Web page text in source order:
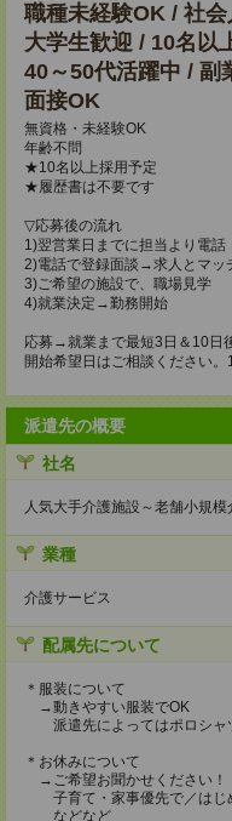
職種未経験OK / 社
大学生歓迎 / 10名以
40～50代活躍中 / 副
面接OK
無資格・未経験OK
年齢不問
★10名以上採用予定
★履歴書は不要です
▽応募後の流れ
1)翌営業日までに担当より電話
2)電話で登録面談→求人とマッ
3)ご希望の施設で、職場見学
4)就業決定→勤務開始
応募→就業まで最短3日＆10日
開始希望日はご相談ください。
派遣先の概要
社名
人気大手介護施設～老舗小規模
業種
介護サービス
配属先について
＊服装について
→動きやすい服装でOK
派遣先によってはポロシャ
＊お休みについて
→ご希望お聞かせください！
子育て・家事優先で／はじ
などなど